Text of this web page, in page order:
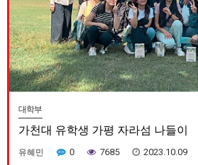
대학부
가천대 유학생 가평 자라섬 나들이
유혜민 0 7685 2023.10.09